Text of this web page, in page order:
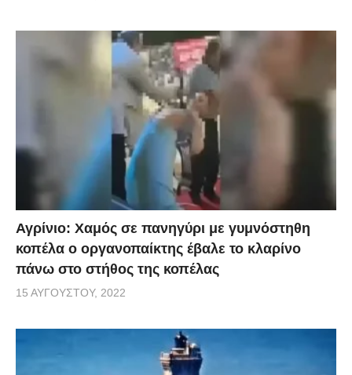
Αγρίνιο: Χαμός σε πανηγύρι με γυμνόστηθη
κοπέλα ο οργανοπαίκτης έβαλε το κλαρίνο
πάνω στο στήθος της κοπέλας
15 ΑΥΓΟΎΣΤΟΥ, 2022